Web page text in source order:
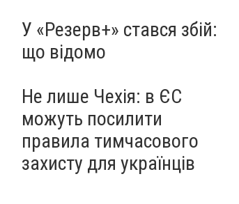
У «Резерв+» стався збій:
що відомо
Не лише Чехія: в ЄС
можуть посилити
правила тимчасового
захисту для українців